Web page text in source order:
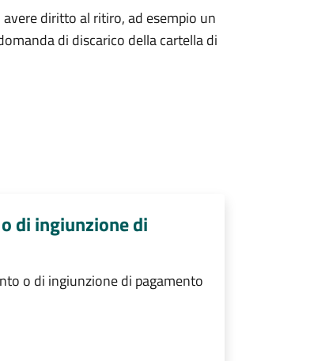
diritto al ritiro, ad esempio un
di discarico della cartella di
di ingiunzione di
o di ingiunzione di pagamento